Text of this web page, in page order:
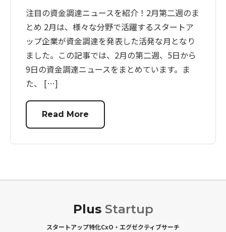
注目の資金調達ニュースを紹介！2月第二週のま
とめ 2月は、様々な分野で活躍するスタートア
ップ企業が資金調達を発表した活発な月となり
ました。この記事では、2月の第二週、5日から
9日の資金調達ニュースをまとめています。ま
た、 […]
Read More
Plus Startup
スタートアップ特化CxO・エグゼクティブサーチ